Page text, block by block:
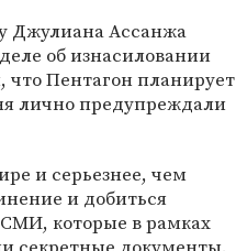
Джулиана Ассанжа
об изнасиловании
что Пентагон планирует
лично предупреждали
и серьезнее, чем
и добиться
которые в рамках